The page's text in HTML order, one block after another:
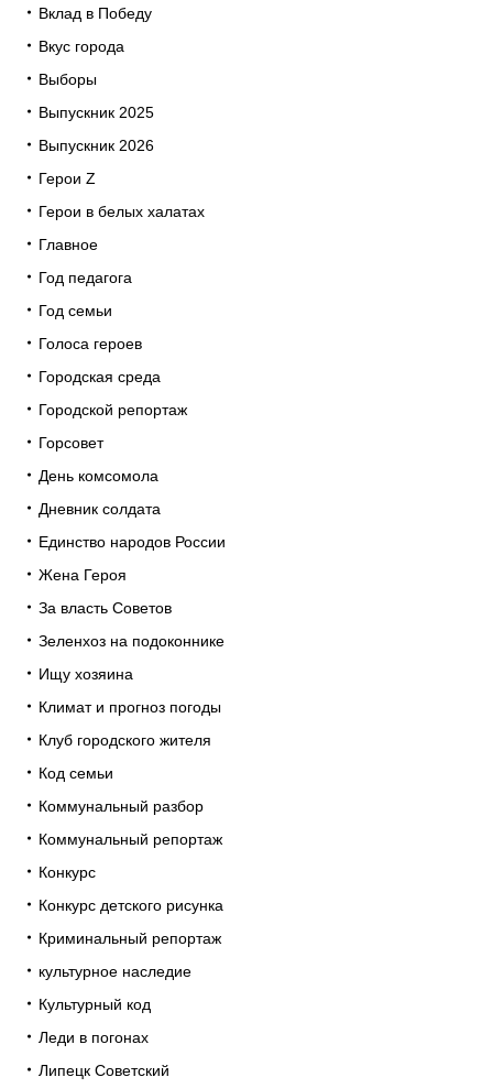
Вклад в Победу
Вкус города
Выборы
Выпускник 2025
Выпускник 2026
Герои Z
Герои в белых халатах
Главное
Год педагога
Год семьи
Голоса героев
Городская среда
Городской репортаж
Горсовет
День комсомола
Дневник солдата
Единство народов России
Жена Героя
За власть Советов
Зеленхоз на подоконнике
Ищу хозяина
Климат и прогноз погоды
Клуб городского жителя
Код семьи
Коммунальный разбор
Коммунальный репортаж
Конкурс
Конкурс детского рисунка
Криминальный репортаж
культурное наследие
Культурный код
Леди в погонах
Липецк Советский